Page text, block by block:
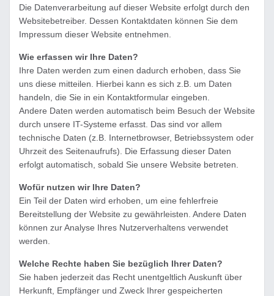
Die Datenverarbeitung auf dieser Website erfolgt durch den
Websitebetreiber. Dessen Kontaktdaten können Sie dem
Impressum dieser Website entnehmen.
Wie erfassen wir Ihre Daten?
Ihre Daten werden zum einen dadurch erhoben, dass Sie
uns diese mitteilen. Hierbei kann es sich z.B. um Daten
handeln, die Sie in ein Kontaktformular eingeben.
Andere Daten werden automatisch beim Besuch der Website
durch unsere IT-Systeme erfasst. Das sind vor allem
technische Daten (z.B. Internetbrowser, Betriebssystem oder
Uhrzeit des Seitenaufrufs). Die Erfassung dieser Daten
erfolgt automatisch, sobald Sie unsere Website betreten.
Wofür nutzen wir Ihre Daten?
Ein Teil der Daten wird erhoben, um eine fehlerfreie
Bereitstellung der Website zu gewährleisten. Andere Daten
können zur Analyse Ihres Nutzerverhaltens verwendet
werden.
Welche Rechte haben Sie bezüglich Ihrer Daten?
Sie haben jederzeit das Recht unentgeltlich Auskunft über
Herkunft, Empfänger und Zweck Ihrer gespeicherten